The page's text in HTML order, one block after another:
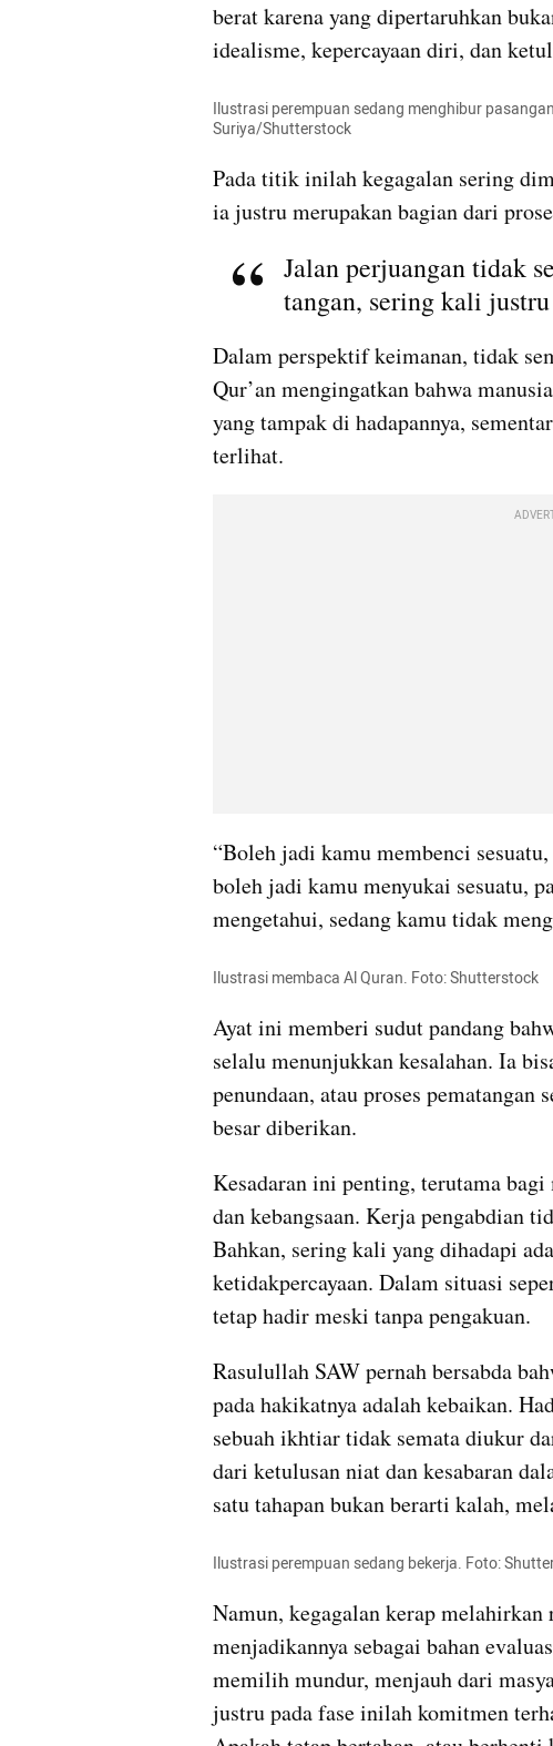
berat karena yang dipertaruhkan
idealisme, kepercayaan diri, dan
Ilustrasi perempuan sedang menghibur
Suriya/Shutterstock
Pada titik inilah kegagalan sering
ia justru merupakan bagian dari
Jalan perjuangan tidak
tangan, sering kali
Dalam perspektif keimanan, tidak
Qur’an mengingatkan bahwa
yang tampak di hadapannya,
terlihat.
“Boleh jadi kamu membenci
boleh jadi kamu menyukai sesuatu,
mengetahui, sedang kamu tidak
Ilustrasi membaca Al Quran. Foto: Shutterstock
Ayat ini memberi sudut pandang
selalu menunjukkan kesalahan. Ia
penundaan, atau proses
besar diberikan.
Kesadaran ini penting, terutama
dan kebangsaan. Kerja pengabdian
Bahkan, sering kali yang dihadapi
ketidakpercayaan. Dalam situasi
tetap hadir meski tanpa pengakuan.
Rasulullah SAW pernah bersabda
pada hakikatnya adalah kebaikan.
sebuah ikhtiar tidak semata diukur
dari ketulusan niat dan kesabaran
satu tahapan bukan berarti kalah,
Ilustrasi perempuan sedang bekerja. Foto:
Namun, kegagalan kerap melahirkan
menjadikannya sebagai bahan
memilih mundur, menjauh dari
justru pada fase inilah komitmen